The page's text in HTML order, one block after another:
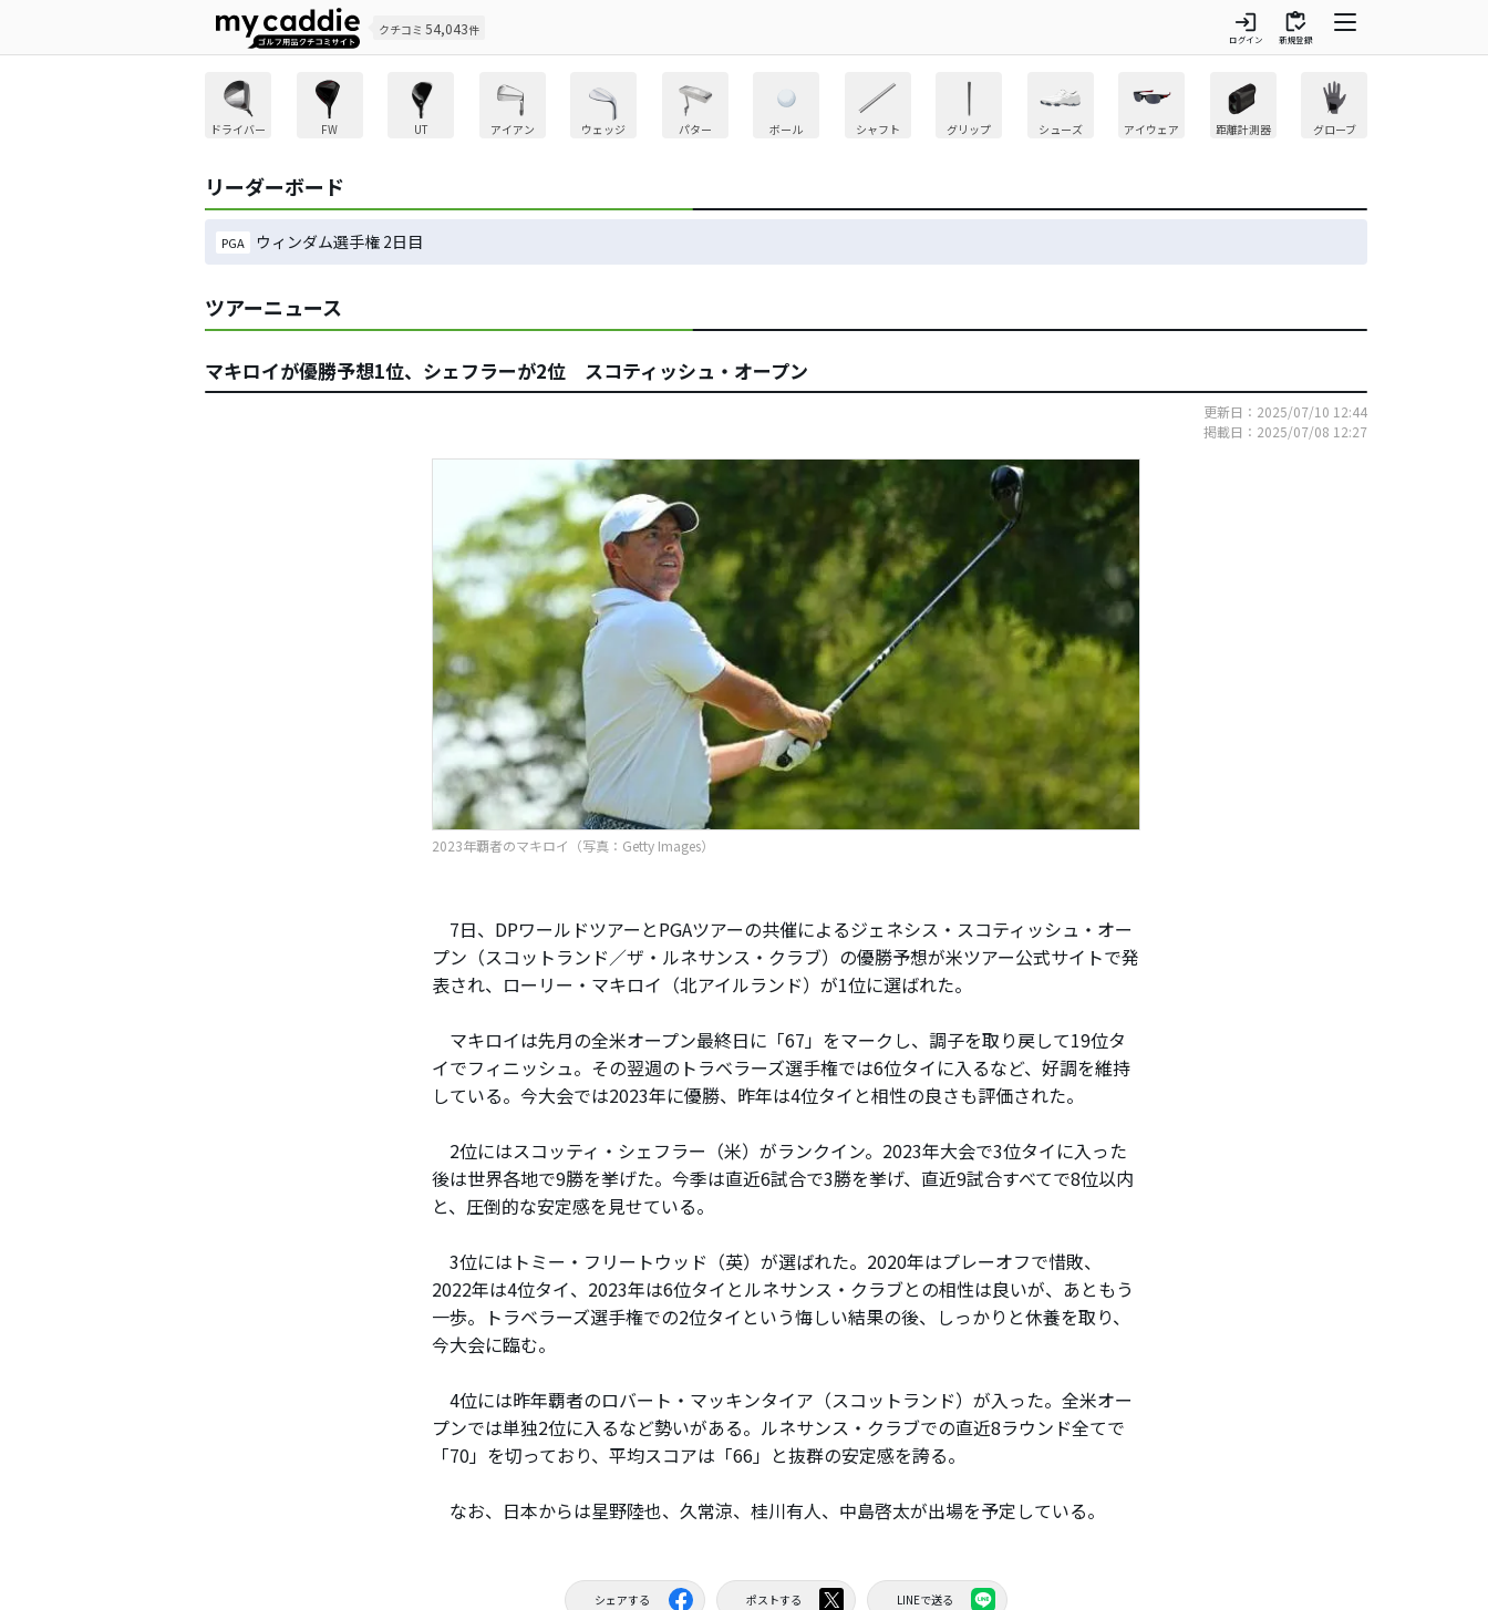
クチコミ 54,043件 login
ログイン
inventory
新規登録
ドライバー FW UT アイアン ウェッジ パター ボール シャフト グリップ シューズ アイウェア 距離計測器 グローブ
リーダーボード
PGA ウィンダム選手権 2日目
ツアーニュース
マキロイが優勝予想1位、シェフラーが2位 スコティッシュ・オープン
更新日：2025/07/10 12:44
掲載日：2025/07/08 12:27
2023年覇者のマキロイ（写真：Getty Images）
7日、DPワールドツアーとPGAツアーの共催によるジェネシス・スコティッシュ・オー
プン（スコットランド／ザ・ルネサンス・クラブ）の優勝予想が米ツアー公式サイトで発
表され、ローリー・マキロイ（北アイルランド）が1位に選ばれた。
マキロイは先月の全米オープン最終日に「67」をマークし、調子を取り戻して19位タ
イでフィニッシュ。その翌週のトラベラーズ選手権では6位タイに入るなど、好調を維持
している。今大会では2023年に優勝、昨年は4位タイと相性の良さも評価された。
2位にはスコッティ・シェフラー（米）がランクイン。2023年大会で3位タイに入った
後は世界各地で9勝を挙げた。今季は直近6試合で3勝を挙げ、直近9試合すべてで8位以内
と、圧倒的な安定感を見せている。
3位にはトミー・フリートウッド（英）が選ばれた。2020年はプレーオフで惜敗、
2022年は4位タイ、2023年は6位タイとルネサンス・クラブとの相性は良いが、あともう
一歩。トラベラーズ選手権での2位タイという悔しい結果の後、しっかりと休養を取り、
今大会に臨む。
4位には昨年覇者のロバート・マッキンタイア（スコットランド）が入った。全米オー
プンでは単独2位に入るなど勢いがある。ルネサンス・クラブでの直近8ラウンド全てで
「70」を切っており、平均スコアは「66」と抜群の安定感を誇る。
なお、日本からは星野陸也、久常涼、桂川有人、中島啓太が出場を予定している。
シェアする ポストする LINEで送る